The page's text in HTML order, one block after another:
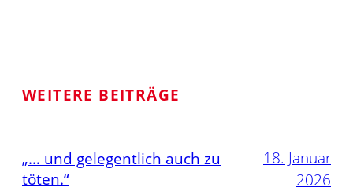
WEITERE BEITRÄGE
„… und gelegentlich auch zu
töten.“
18. Januar
2026